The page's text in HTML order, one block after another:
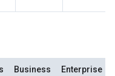
Business
Enterprise